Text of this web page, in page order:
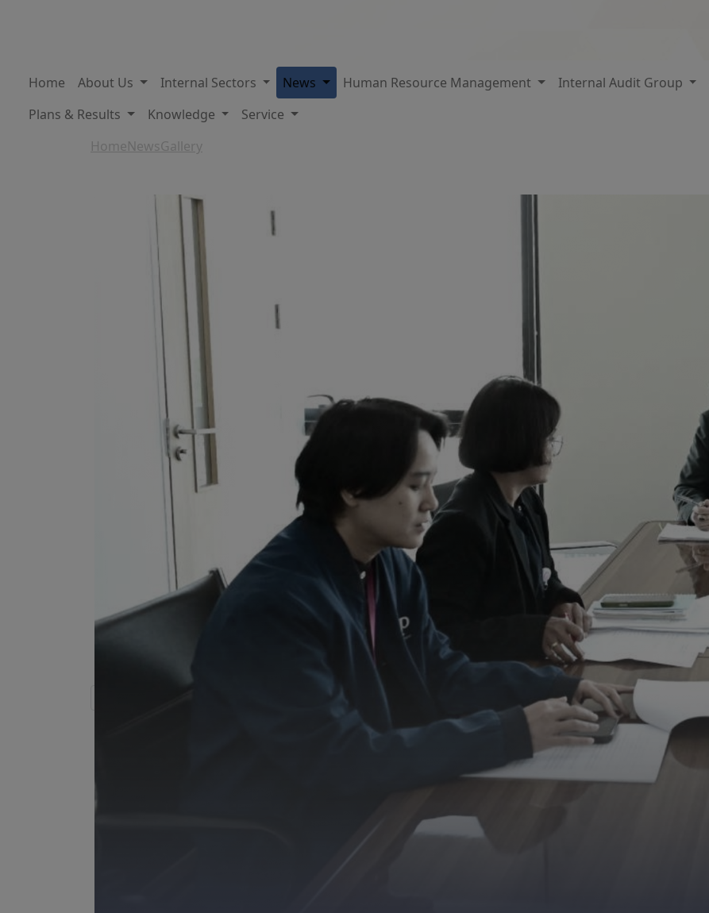
Home About Us Internal Sectors News Human Resource Management Internal Audit Group
Plans & Results
Knowledge
Service
HomeNewsGallery